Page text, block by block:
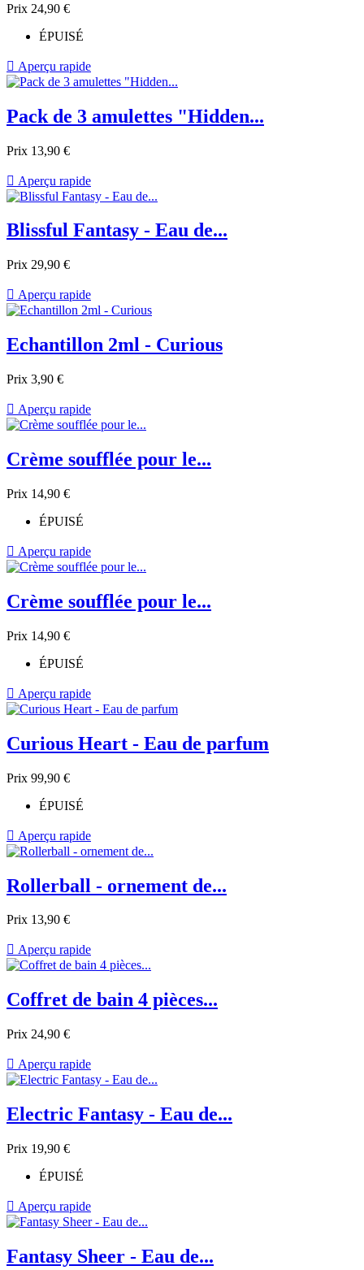
Prix 24,90 €
ÉPUISÉ
 Aperçu rapide
Pack de 3 amulettes "Hidden...
Prix 13,90 €
 Aperçu rapide
Blissful Fantasy - Eau de...
Prix 29,90 €
 Aperçu rapide
Echantillon 2ml - Curious
Prix 3,90 €
 Aperçu rapide
Crème soufflée pour le...
Prix 14,90 €
ÉPUISÉ
 Aperçu rapide
Crème soufflée pour le...
Prix 14,90 €
ÉPUISÉ
 Aperçu rapide
Curious Heart - Eau de parfum
Prix 99,90 €
ÉPUISÉ
 Aperçu rapide
Rollerball - ornement de...
Prix 13,90 €
 Aperçu rapide
Coffret de bain 4 pièces...
Prix 24,90 €
 Aperçu rapide
Electric Fantasy - Eau de...
Prix 19,90 €
ÉPUISÉ
 Aperçu rapide
Fantasy Sheer - Eau de...